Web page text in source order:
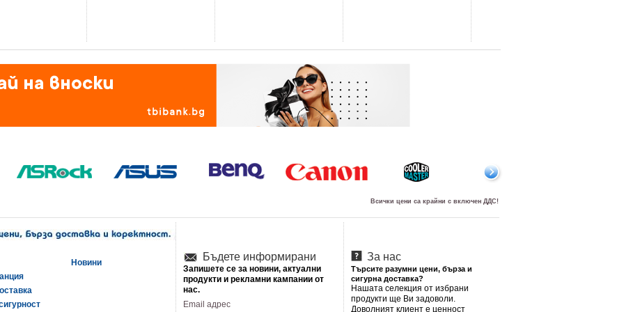
Всички цени са крайни с включен ДДС!
Новини Бъдете информирани
Запишете се за новини, актуални
продукти и рекламни кампании от
нас.
За нас
Търсите разумни цени, бърза и
сигурна доставка?
Нашата селекция от избрани
продукти ще Ви задоволи.
Доволният клиент е ценност